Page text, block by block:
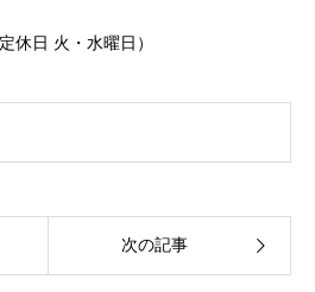
休日 火・水曜日）
次の記事